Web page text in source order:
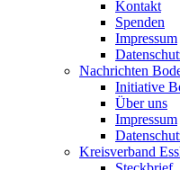
Kontakt
Spenden
Impressum
Nachrichten
Initiative
Über uns
Impressum
Kreisverband